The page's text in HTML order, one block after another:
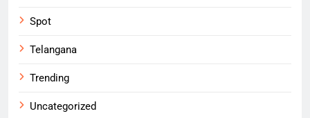
Spot
Telangana
Trending
Uncategorized